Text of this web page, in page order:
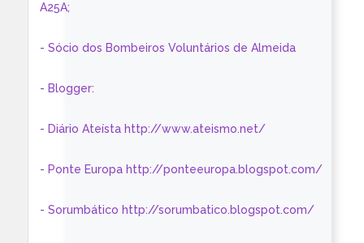
A25A;
- Sócio dos Bombeiros Voluntários de Almeida
- Blogger:
- Diário Ateísta http://www.ateismo.net/
- Ponte Europa http://ponteeuropa.blogspot.com/
- Sorumbático http://sorumbatico.blogspot.com/